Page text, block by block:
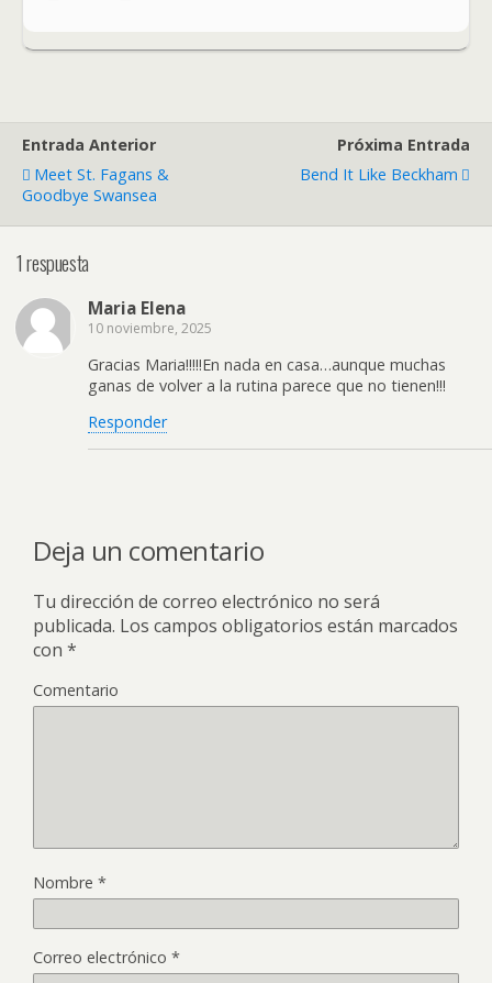
Entrada Anterior
Meet St. Fagans &
Goodbye Swansea
Próxima Entrada
Bend It Like Beckham
1 respuesta
Maria Elena
10 noviembre, 2025
Gracias Maria!!!!!En nada en casa…aunque muchas
ganas de volver a la rutina parece que no tienen!!!
Responder
Deja un comentario
Tu dirección de correo electrónico no será
publicada. Los campos obligatorios están marcados
con *
Comentario
Nombre *
Correo electrónico *